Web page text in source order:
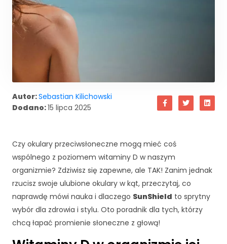
Autor:Sebastian Kilichowski
Dodano:15 lipca 2025
Czy okulary przeciwsłoneczne mogą mieć coś
wspólnego z poziomem witaminy D w naszym
organizmie? Zdziwisz się zapewne, ale TAK! Zanim jednak
rzucisz swoje ulubione okulary w kąt, przeczytaj, co
naprawdę mówi nauka i dlaczego SunShield to sprytny
wybór dla zdrowia i stylu. Oto poradnik dla tych, którzy
chcą łapać promienie słoneczne z głową!